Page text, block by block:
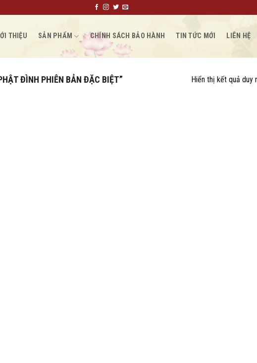
THIỆU SẢN PHẨM CHÍNH SÁCH BẢO HÀNH TIN TỨC MỚI LIÊN HỆ
ĐÌNH PHIÊN BẢN ĐẶC BIỆT” Hiển thị kết quả duy